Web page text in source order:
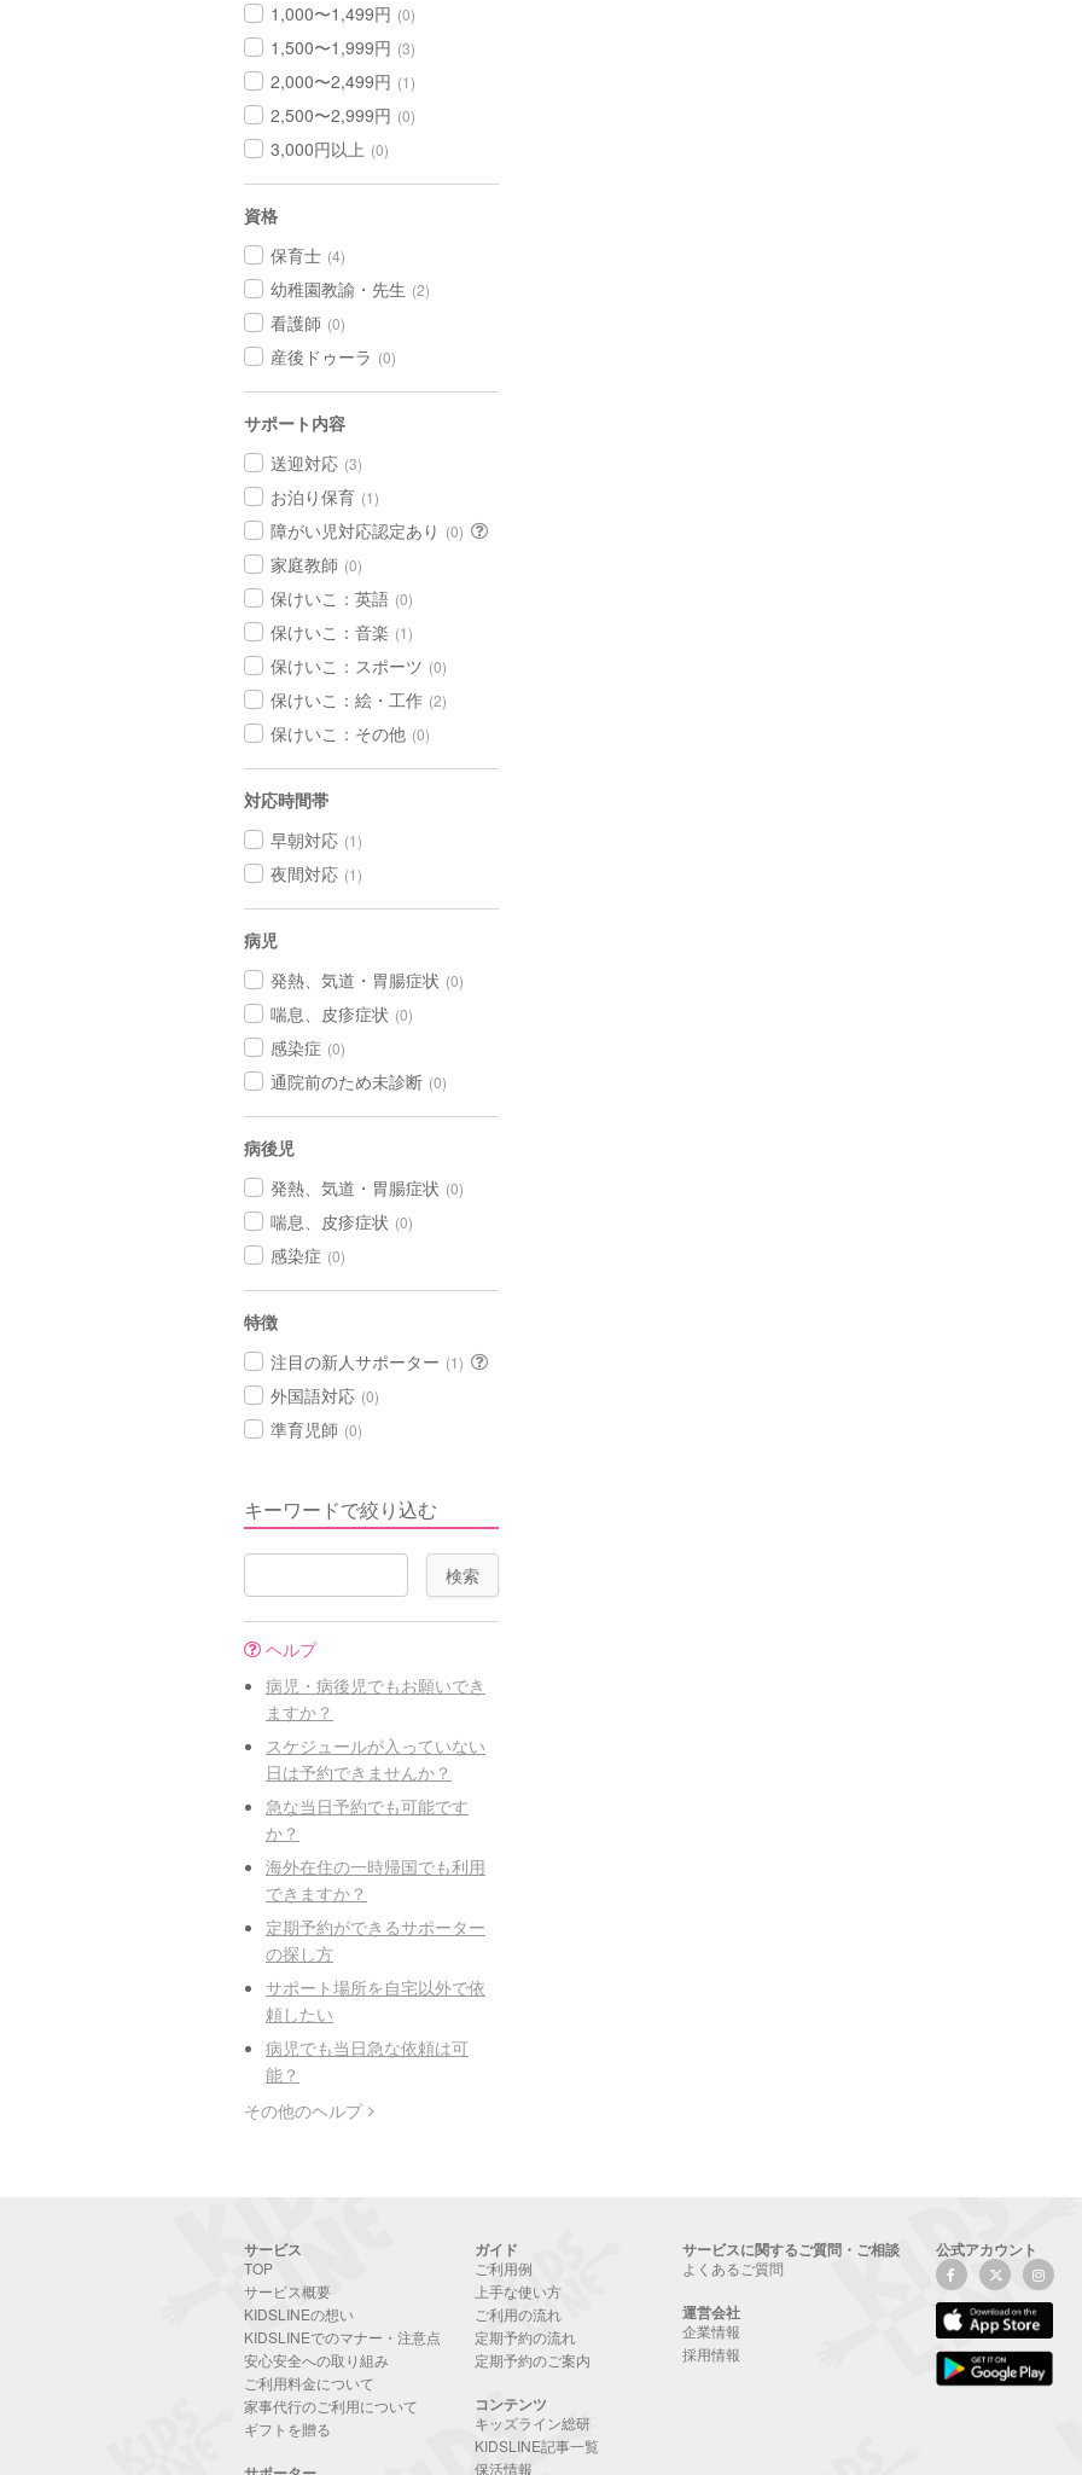
1,000〜1,499円 (0)
1,500〜1,999円 (3)
2,000〜2,499円 (1)
2,500〜2,999円 (0)
3,000円以上 (0)
資格
保育士 (4)
幼稚園教諭・先生 (2)
看護師 (0)
産後ドゥーラ (0)
サポート内容
送迎対応 (3)
お泊り保育 (1)
障がい児対応認定あり (0)
家庭教師 (0)
保けいこ：英語 (0)
保けいこ：音楽 (1)
保けいこ：スポーツ (0)
保けいこ：絵・工作 (2)
保けいこ：その他 (0)
対応時間帯
早朝対応 (1)
夜間対応 (1)
病児
発熱、気道・胃腸症状 (0)
喘息、皮疹症状 (0)
感染症 (0)
通院前のため未診断 (0)
病後児
発熱、気道・胃腸症状 (0)
喘息、皮疹症状 (0)
感染症 (0)
特徴
注目の新人サポーター (1)
外国語対応 (0)
準育児師 (0)
キーワードで絞り込む
ヘルプ
病児・病後児でもお願いでき
ますか？
スケジュールが入っていない
日は予約できませんか？
急な当日予約でも可能です
か？
海外在住の一時帰国でも利用
できますか？
定期予約ができるサポーター
の探し方
サポート場所を自宅以外で依
頼したい
病児でも当日急な依頼は可
能？
その他のヘルプ
サービス
TOP
サービス概要
KIDSLINEの想い
KIDSLINEでのマナー・注意点
安心安全への取り組み
ご利用料金について
家事代行のご利用について
ギフトを贈る
ガイド
ご利用例
上手な使い方
ご利用の流れ
定期予約の流れ
定期予約のご案内
コンテンツ
キッズライン総研
KIDSLINE記事一覧
保活情報
サービスに関するご質問・ご相談
よくあるご質問
運営会社
企業情報
採用情報
公式アカウント